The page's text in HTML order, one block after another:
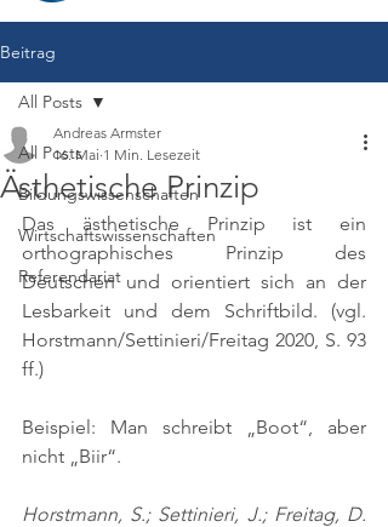
Beitrag
All Posts
Bildungswissenschaften
Wirtschaftswissenschaften
Referendariat
All Posts
Ästhetische Prinzip
Andreas Armster
16. Mai 1 Min. Lesezeit
Das ästhetische Prinzip ist ein
orthographisches Prinzip des
Deutschen und orientiert sich an der
Lesbarkeit und dem Schriftbild. (vgl.
Horstmann/Settinieri/Freitag 2020, S. 93
ff.)
Beispiel: Man schreibt „Boot“, aber
nicht „Biir“.
Horstmann, S.; Settinieri, J.; Freitag, D.